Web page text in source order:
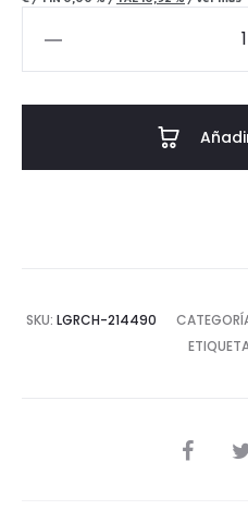
SKU: LGRCH-214490
COMPARTIR